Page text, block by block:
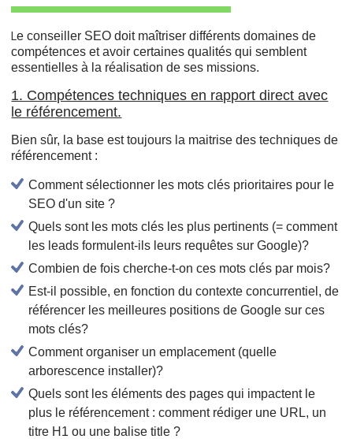
Le conseiller SEO doit maîtriser différents domaines de
compétences et avoir certaines qualités qui semblent
essentielles à la réalisation de ses missions.
1. Compétences techniques en rapport direct avec
le référencement.
Bien sûr, la base est toujours la maitrise des techniques de
référencement :
Comment sélectionner les mots clés prioritaires pour le
SEO d'un site ?
Quels sont les mots clés les plus pertinents (= comment
les leads formulent-ils leurs requêtes sur Google)?
Combien de fois cherche-t-on ces mots clés par mois?
Est-il possible, en fonction du contexte concurrentiel, de
référencer les meilleures positions de Google sur ces
mots clés?
Comment organiser un emplacement (quelle
arborescence installer)?
Quels sont les éléments des pages qui impactent le
plus le référencement : comment rédiger une URL, un
titre H1 ou une balise title ?